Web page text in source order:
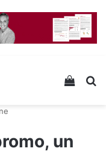
Voir
un